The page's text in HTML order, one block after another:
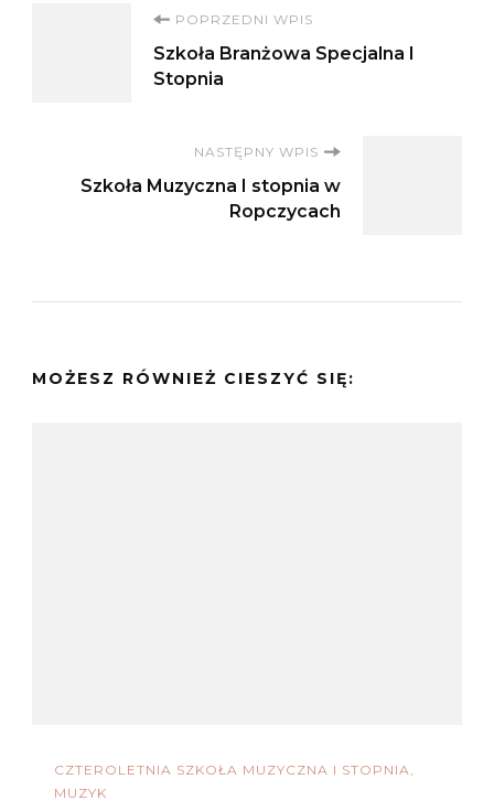
Nawigacja
wpisu
POPRZEDNI WPIS
Szkoła Branżowa Specjalna I
Stopnia
NASTĘPNY WPIS
Szkoła Muzyczna I stopnia w
Ropczycach
MOŻESZ RÓWNIEŻ CIESZYĆ SIĘ:
CZTEROLETNIA SZKOŁA MUZYCZNA I STOPNIA
MUZYK